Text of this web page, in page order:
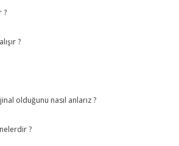
?
?
olduğunu nasıl anlarız ?
?